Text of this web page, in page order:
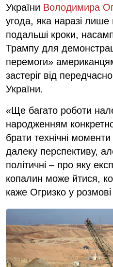
України Володимира
угода, яка наразі лише
подальші кроки,
Трампу для
перемоги»
застеріг від
України.
«Ще багато роботи
народженням
брати технічні
далеку перспективу,
політичні – про яку
копалин може йтися,
каже Огризко у